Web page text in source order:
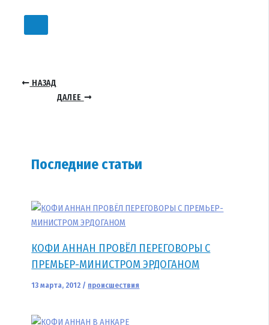
НАЗАД
ДАЛЕЕ
Последние статьи
КОФИ АННАН ПРОВЁЛ ПЕРЕГОВОРЫ С
ПРЕМЬЕР-МИНИСТРОМ ЭРДОГАНОМ
13 марта, 2012 / происшествия